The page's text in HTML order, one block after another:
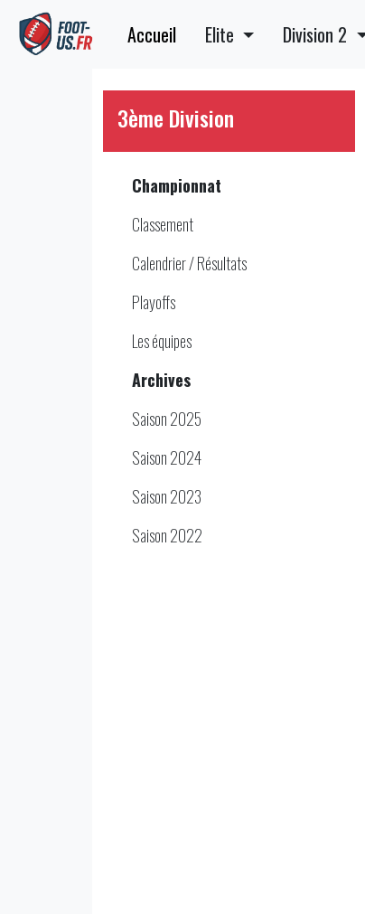
Accueil Elite Division 2
3ème Division
Championnat
Classement
Calendrier / Résultats
Playoffs
Les équipes
Archives
Saison 2025
Saison 2024
Saison 2023
Saison 2022